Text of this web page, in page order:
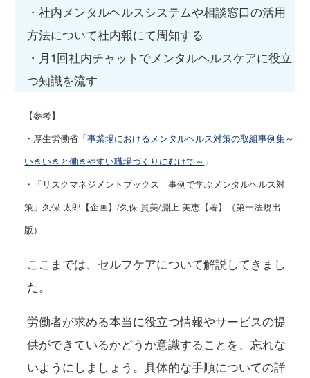
・社内メンタルヘルスシステムや相談窓口の活用
方法について社内報にて周知する
・月1回社内チャットでメンタルヘルスケアに役立
つ知識を流す
【参考】
・厚生労働省「事業場におけるメンタルヘルス対策の取組事例集～
いきいきと働きやすい職場づくりにむけて～ 」
・「リスクマネジメントブックス 事例で学ぶメンタルヘルス対
策」久保 太郎【企画】/久保 貴美/淵上 美恵【著】（第一法規出
版）
ここまでは、セルフケアについて解説してきまし
た。
労働者が求める本当に役立つ情報やサービスの提
供ができているかどうか意識することを、忘れな
いようにしましょう。具体的な手順についての詳